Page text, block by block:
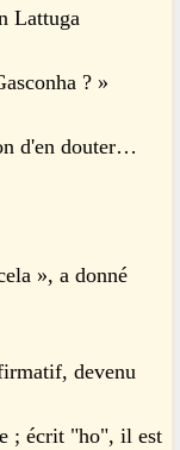
Lattuga
? »
d'en douter…
», a donné
devenu
; écrit "ho", il est